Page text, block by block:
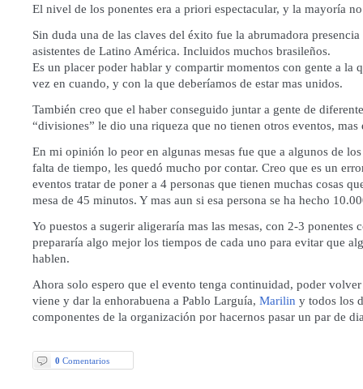
El nivel de los ponentes era a priori espectacular, y la mayoría
Sin duda una de las claves del éxito fue la abrumadora
asistentes de Latino América. Incluidos muchos brasileños.
Es un placer poder hablar y compartir momentos con gente a la
vez en cuando, y con la que deberíamos de estar mas unidos.
También creo que el haber conseguido juntar a gente de
“divisiones” le dio una riqueza que no tienen otros eventos, mas
En mi opinión lo peor en algunas mesas fue que a algunos de
falta de tiempo, les quedó mucho por contar. Creo que es un
eventos tratar de poner a 4 personas que tienen muchas cosas
mesa de 45 minutos. Y mas aun si esa persona se ha hecho
Yo puestos a sugerir aligeraría mas las mesas, con 2-3 ponentes
prepararía algo mejor los tiempos de cada uno para evitar que
hablen.
Ahora solo espero que el evento tenga continuidad, poder
viene y dar la enhorabuena a Pablo Larguía, Marilin y todos los
componentes de la organización por hacernos pasar un par de
0 Comentarios